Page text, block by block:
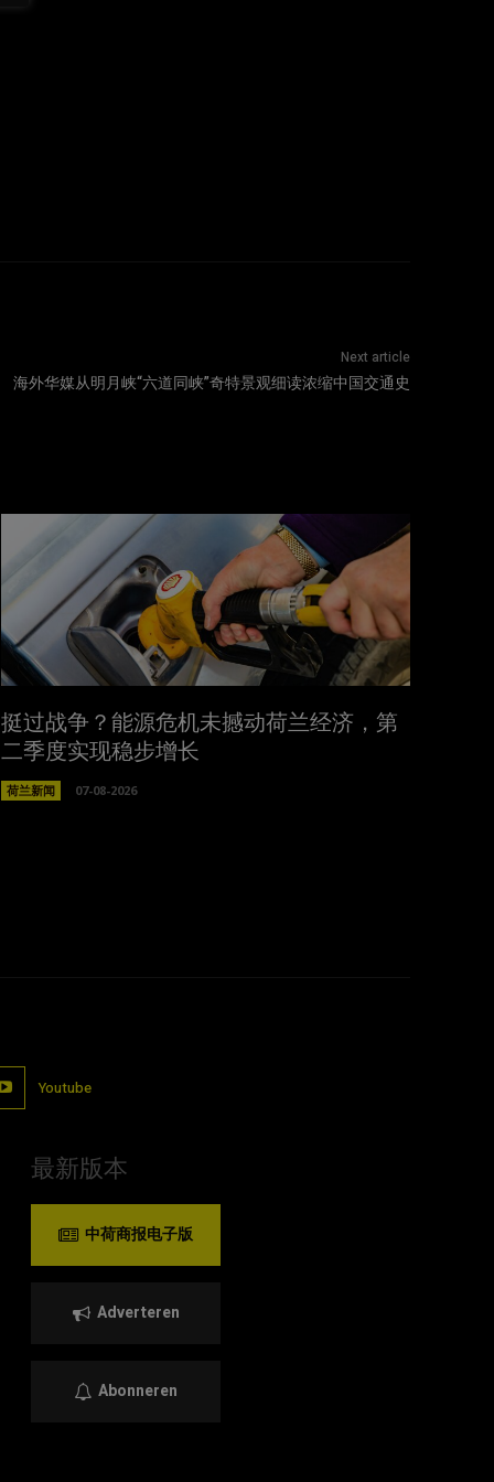
Next article
海外华媒从明月峡“六道同峡”奇特景观细读浓缩中国交通史
挺过战争？能源危机未撼动荷兰经济，第
二季度实现稳步增长
荷兰新闻 07-08-2026
Youtube
最新版本
中荷商报电子版
Adverteren
Abonneren